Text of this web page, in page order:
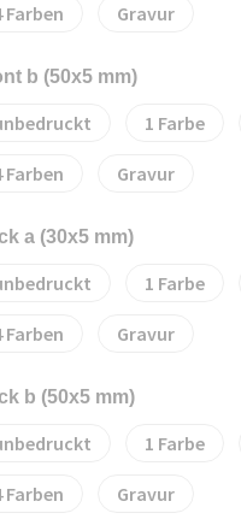
Gravur
b (50x5 mm)
1
Gravur
a (30x5 mm)
1
Gravur
b (50x5 mm)
1
Gravur